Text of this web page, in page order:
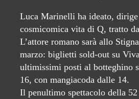
Luca Marinelli ha ideato,
cosmicomica vita di Q, tratto
L’attore romano sarà allo
marzo: biglietti sold-out su
ultimissimi posti al botteghino
16, con mangiacoda dalle 14.
Il penultimo spettacolo della 52